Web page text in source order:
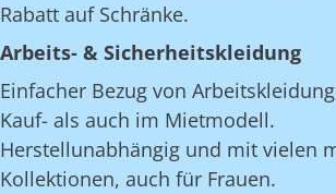
Rabatt auf Schränke.
Arbeits- & Sicherheitskleidung
Einfacher Bezug von
Kauf- als auch im Mietmodell.
Herstellunabhängig und mit vielen
Kollektionen, auch für Frauen.